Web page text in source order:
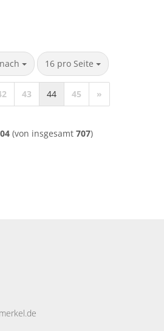
16 pro Seite
pro Seite
43 44 45 »
(von insgesamt 707)